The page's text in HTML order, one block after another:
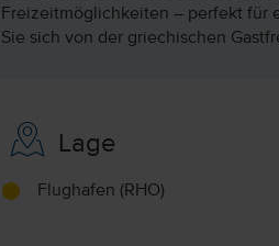
Freizeitmöglichkeiten – perfekt für
Sie sich von der griechischen
Lage
Flughafen (RHO)